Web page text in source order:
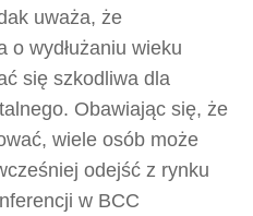
uważa, że
o wydłużaniu wieku
się szkodliwa dla
Obawiając się, że
wiele osób może
odejść z rynku
w BCC